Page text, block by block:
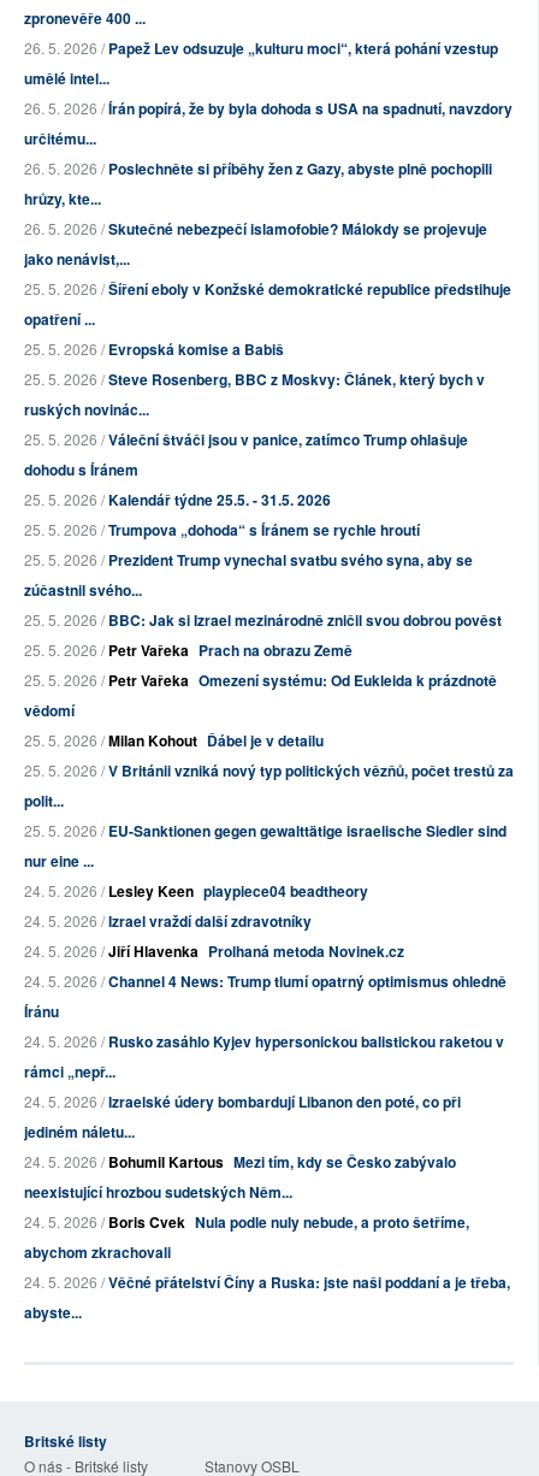
zpronevěře 400 ...
26. 5. 2026 /Papež Lev odsuzuje „kulturu moci“, která pohání vzestup
umělé intel...
26. 5. 2026 /Írán popírá, že by byla dohoda s USA na spadnutí, navzdory
určitému...
26. 5. 2026 /Poslechněte si příběhy žen z Gazy, abyste plně pochopili
hrůzy, kte...
26. 5. 2026 /Skutečné nebezpečí islamofobie? Málokdy se projevuje
jako nenávist,...
25. 5. 2026 /Šíření eboly v Konžské demokratické republice předstihuje
opatření ...
25. 5. 2026 /Evropská komise a Babiš
25. 5. 2026 /Steve Rosenberg, BBC z Moskvy: Článek, který bych v
ruských novinác...
25. 5. 2026 /Váleční štváči jsou v panice, zatímco Trump ohlašuje
dohodu s Íránem
25. 5. 2026 /Kalendář týdne 25.5. - 31.5. 2026
25. 5. 2026 /Trumpova „dohoda“ s Íránem se rychle hroutí
25. 5. 2026 /Prezident Trump vynechal svatbu svého syna, aby se
zúčastnil svého...
25. 5. 2026 /BBC: Jak si Izrael mezinárodně zničil svou dobrou pověst
25. 5. 2026 /Petr Vařeka Prach na obrazu Země
25. 5. 2026 /Petr Vařeka Omezení systému: Od Eukleida k prázdnotě
vědomí
25. 5. 2026 /Milan Kohout Ďábel je v detailu
25. 5. 2026 /V Británii vzniká nový typ politických vězňů, počet trestů za
polit...
25. 5. 2026 /EU-Sanktionen gegen gewalttätige israelische Siedler sind
nur eine ...
24. 5. 2026 /Lesley Keen playpiece04 beadtheory
24. 5. 2026 /Izrael vraždí další zdravotníky
24. 5. 2026 /Jiří Hlavenka Prolhaná metoda Novinek.cz
24. 5. 2026 /Channel 4 News: Trump tlumí opatrný optimismus ohledně
Íránu
24. 5. 2026 /Rusko zasáhlo Kyjev hypersonickou balistickou raketou v
rámci „nepř...
24. 5. 2026 /Izraelské údery bombardují Libanon den poté, co při
jediném náletu...
24. 5. 2026 /Bohumil Kartous Mezi tím, kdy se Česko zabývalo
neexistující hrozbou sudetských Něm...
24. 5. 2026 /Boris Cvek Nula podle nuly nebude, a proto šetříme,
abychom zkrachovali
24. 5. 2026 /Věčné přátelství Číny a Ruska: jste naši poddaní a je třeba,
abyste...
Britské listy
O nás - Britské listy Stanovy OSBL